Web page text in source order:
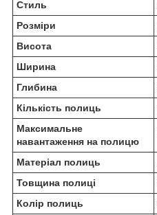
Стиль
Розміри
Висота
Ширина
Глибина
Кількість полиць
Максимальне
навантаження на полицю
Матеріал полиць
Товщина полиці
Колір полиць